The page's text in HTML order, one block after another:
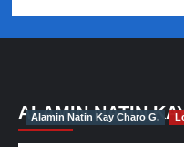
ALAMIN NATIN
Alamin Natin Kay Charo G.